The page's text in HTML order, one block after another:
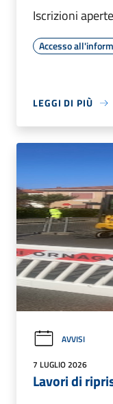
Iscrizioni
Accesso
LEGGI DI PIÙ
AVVISI
7 LUGLIO 2026
Lavori di